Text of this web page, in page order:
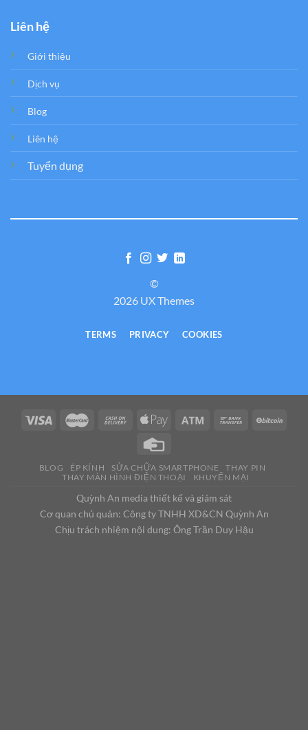
Liên hệ
Giới thiệu
Dịch vụ
Blog
Liên hệ
Tuyển dụng
©
2026 UX Themes
TERMS PRIVACY COOKIES
BLOG ÉP KÍNH SỬA CHỮA SMARTPHONE
THAY PIN
THAY MÀN HÌNH ĐIỆN THOẠI
KHUYẾN MẠI
Quỳnh An media thiết kế và giám sát
Cơ quan chủ quản: Công ty TNHH XD&CN Quỳnh An
Chịu trách nhiệm nội dung: Ông Trần Duy Hậu